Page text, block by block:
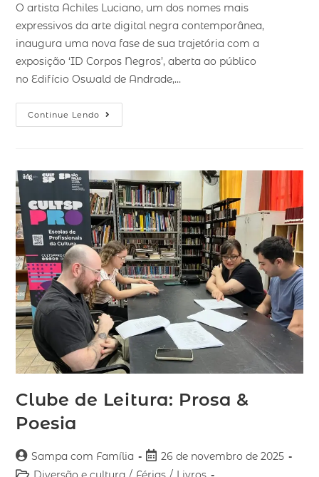
O artista Achiles Luciano, um dos nomes mais
expressivos da arte digital negra contemporânea,
inaugura uma nova fase de sua trajetória com a
exposição ‘ID Corpos Negros’, aberta ao público
no Edifício Oswald de Andrade,…
Continue Lendo
Clube de Leitura: Prosa &
Poesia
Sampa com Família
26 de novembro de 2025